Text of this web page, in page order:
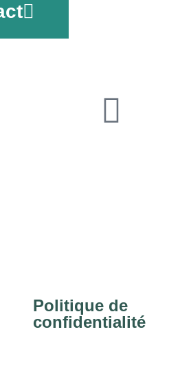
Politique de
confidentialité